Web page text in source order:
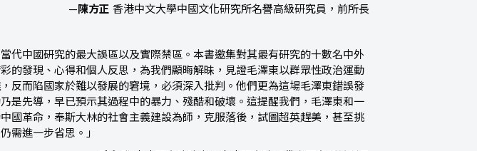
—陳方正 香港中文大學中國文化研究所名譽高級研究員，前所長
代中國研究的最大誤區以及實際禁區。本書邀集對其最有研究的十數名中外
的發現、心得和個人反思，為我們顯晦解昧，見證毛澤東以群眾性政治運動
反而陷國家於難以發展的窘境，必須深入批判。他們更為這場毛澤東錯誤發
是先導，早已預示其過程中的暴力、殘酷和破壞。這提醒我們，毛澤東和一
國革命，奉斯大林的社會主義建設為師，克服落後，試圖超英趕美，甚至挑
需進一步省思。」